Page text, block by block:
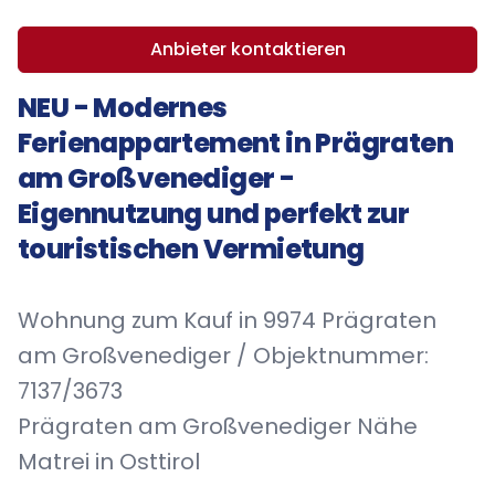
Anbieter kontaktieren
NEU - Modernes
Ferienappartement in Prägraten
am Großvenediger -
Eigennutzung und perfekt zur
touristischen Vermietung
Wohnung zum Kauf in 9974 Prägraten
am Großvenediger / Objektnummer:
7137/3673
Prägraten am Großvenediger Nähe
Matrei in Osttirol